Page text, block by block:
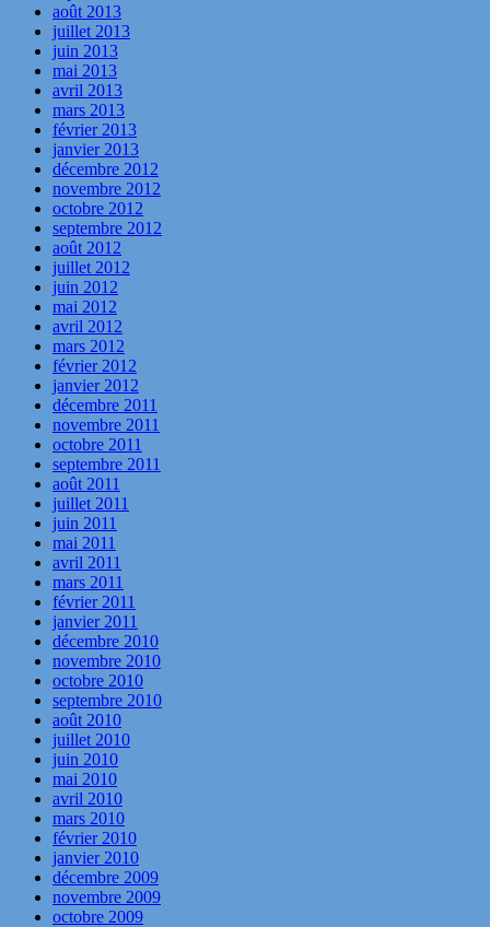
août 2013
juillet 2013
juin 2013
mai 2013
avril 2013
mars 2013
février 2013
janvier 2013
décembre 2012
novembre 2012
octobre 2012
septembre 2012
août 2012
juillet 2012
juin 2012
mai 2012
avril 2012
mars 2012
février 2012
janvier 2012
décembre 2011
novembre 2011
octobre 2011
septembre 2011
août 2011
juillet 2011
juin 2011
mai 2011
avril 2011
mars 2011
février 2011
janvier 2011
décembre 2010
novembre 2010
octobre 2010
septembre 2010
août 2010
juillet 2010
juin 2010
mai 2010
avril 2010
mars 2010
février 2010
janvier 2010
décembre 2009
novembre 2009
octobre 2009